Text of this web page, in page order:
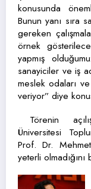
konusunda
Bunun yanı sıra
gereken
örnek
yapmış
sanayiciler ve iş
meslek odaları
veriyor” diye
Törenin
Üniversitesi
Prof. Dr.
yeterli olmadığını